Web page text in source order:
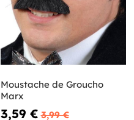
Moustache de Groucho
Marx
3,59 € 3,99 €